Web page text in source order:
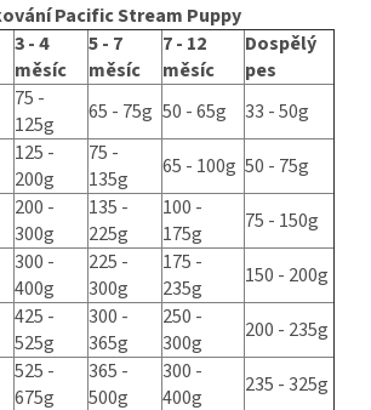
Pacific Stream Puppy
3 - 4
měsíc
5 - 7
měsíc
7 - 12
měsíc
Dospělý
pes
75 -
125g
65 - 75g 50 - 65g
33 - 50g
125 -
200g
75 -
135g
65 - 100g 50 - 75g
200 -
300g
135 -
225g
100 -
175g
75 - 150g
300 -
400g
225 -
300g
175 -
235g
150 - 200g
425 -
525g
300 -
365g
250 -
300g
200 - 235g
525 -
675g
365 -
500g
300 -
400g
235 - 325g